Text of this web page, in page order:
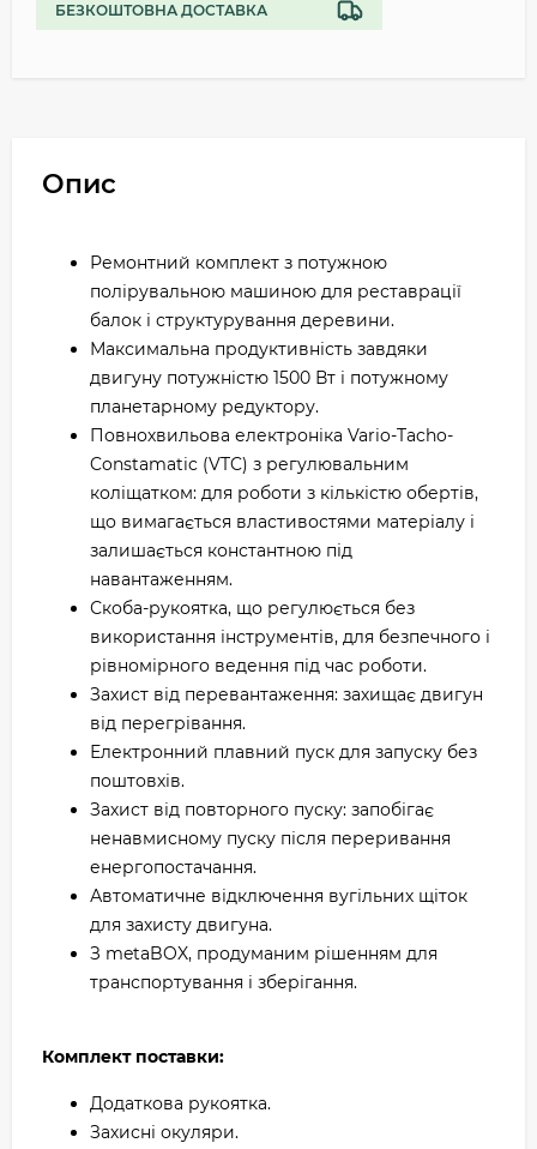
БЕЗКОШТОВНА ДОСТАВКА
Опис
Ремонтний комплект з потужною
полірувальною машиною для реставрації
балок і структурування деревини.
Максимальна продуктивність завдяки
двигуну потужністю 1500 Вт і потужному
планетарному редуктору.
Повнохвильова електроніка Vario-Tacho-
Constamatic (VTC) з регулювальним
коліщатком: для роботи з кількістю обертів,
що вимагається властивостями матеріалу і
залишається константною під
навантаженням.
Скоба-рукоятка, що регулюється без
використання інструментів, для безпечного і
рівномірного ведення під час роботи.
Захист від перевантаження: захищає двигун
від перегрівання.
Електронний плавний пуск для запуску без
поштовхів.
Захист від повторного пуску: запобігає
ненавмисному пуску після переривання
енергопостачання.
Автоматичне відключення вугільних щіток
для захисту двигуна.
З metaBOX, продуманим рішенням для
транспортування і зберігання.
Комплект поставки:
Додаткова рукоятка.
Захисні окуляри.